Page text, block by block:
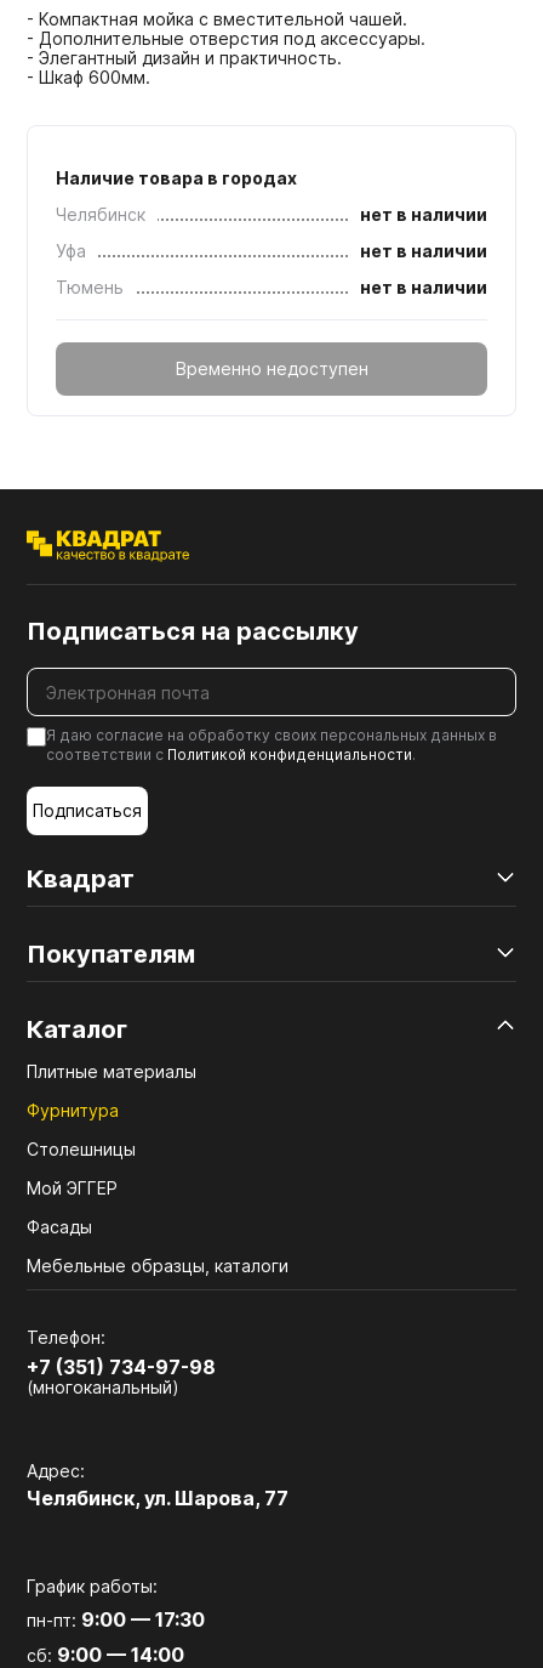
- Компактная мойка с вместительной чашей.
- Дополнительные отверстия под аксессуары.
- Элегантный дизайн и практичность.
- Шкаф 600мм.
Наличие товара в городах
Челябинск
нет в наличии
Уфа
нет в наличии
Тюмень
нет в наличии
Временно недоступен
Квадрат
Покупателям
Каталог
Плитные материалы
Фурнитура
Столешницы
Мой ЭГГЕР
Фасады
Мебельные образцы, каталоги
Телефон:
+7 (351) 734-97-98
(многоканальный)
Адрес:
Челябинск, ул. Шарова, 77
График работы:
пн-пт: 9:00 — 17:30
сб: 9:00 — 14:00
Подписаться на рассылку
Я даю согласие на обработку своих персональных данных в
соответствии с Политикой конфиденциальности.
Подписаться